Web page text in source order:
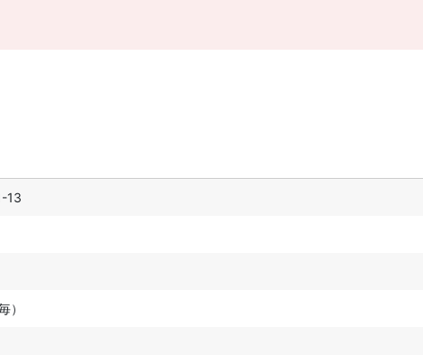
13
）